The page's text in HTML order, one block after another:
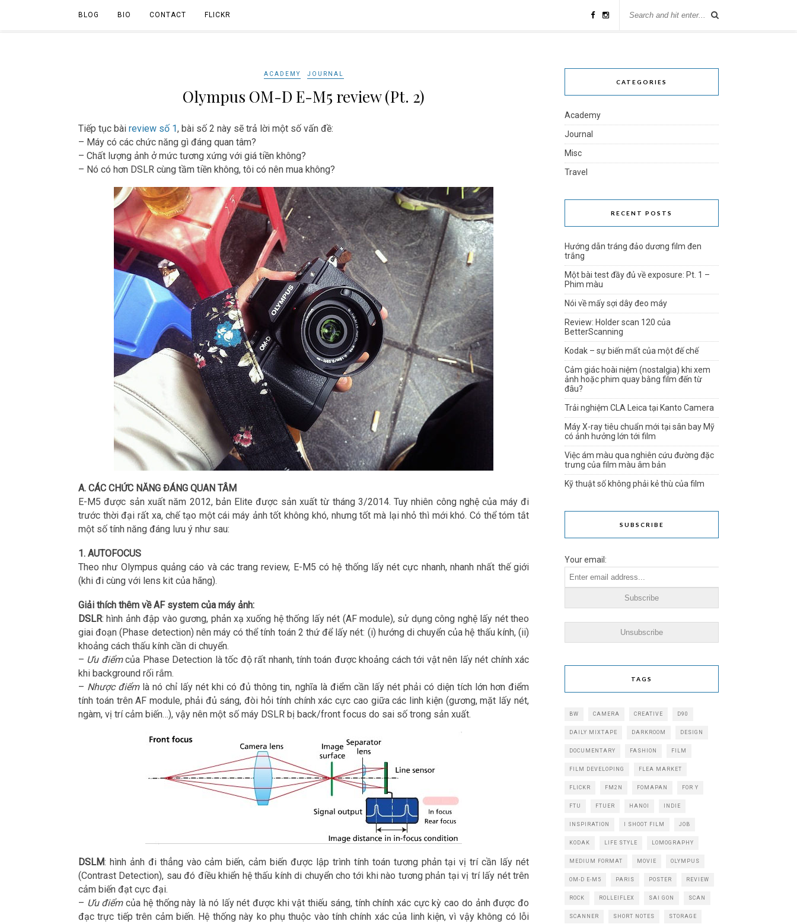
BLOG BIO CONTACT FLICKR
ACADEMY JOURNAL
Olympus OM-D E-M5 review (Pt. 2)
Tiếp tục bài review số 1, bài số 2 này sẽ trả lời một số vấn đề:
– Máy có các chức năng gì đáng quan tâm?
– Chất lượng ảnh ở mức tương xứng với giá tiền không?
– Nó có hơn DSLR cùng tầm tiền không, tôi có nên mua không?
A. CÁC CHỨC NĂNG ĐÁNG QUAN TÂM
E-M5 được sản xuất năm 2012, bản Elite được sản xuất từ tháng 3/2014. Tuy nhiên công nghệ của máy đi
trước thời đại rất xa, chế tạo một cái máy ảnh tốt không khó, nhưng tốt mà lại nhỏ thì mới khó. Có thể tóm tắt
một số tính năng đáng lưu ý như sau:
1. AUTOFOCUS
Theo như Olympus quảng cáo và các trang review, E-M5 có hệ thống lấy nét cực nhanh, nhanh nhất thế giới
(khi đi cùng với lens kit của hãng).
Giải thích thêm về AF system của máy ảnh:
DSLR: hình ảnh đập vào gương, phản xạ xuống hệ thống lấy nét (AF module), sử dụng công nghệ lấy nét theo
giai đoạn (Phase detection) nên máy có thể tính toán 2 thứ để lấy nét: (i) hướng di chuyển của hệ thấu kính, (ii)
khoảng cách thấu kính cần di chuyển.
– Ưu điểmcủa Phase Detection là tốc độ rất nhanh, tính toán được khoảng cách tới vật nên lấy nét chính xác
khi background rối rắm.
– Nhược điểmlà nó chỉ lấy nét khi có đủ thông tin, nghĩa là điểm cần lấy nét phải có diện tích lớn hơn điểm
tính toán trên AF module, phải đủ sáng, đòi hỏi tính chính xác cực cao giữa các linh kiện (gương, mặt lấy nét,
ngàm, vị trí cảm biến…), vậy nên một số máy DSLR bị back/front focus do sai số trong sản xuất.
DSLM: hình ảnh đi thẳng vào cảm biến, cảm biến được lập trình tính toán tương phản tại vị trí cần lấy nét
(Contrast Detection), sau đó điều khiển hệ thấu kính di chuyển cho tới khi nào tương phản tại vị trí lấy nét trên
cảm biến đạt cực đại.
– Ưu điểmcủa hệ thống này là nó lấy nét được khi vật thiếu sáng, tính chính xác cực kỳ cao do ảnh được đo
đạc trực tiếp trên cảm biến. Hệ thống này ko phụ thuộc vào tính chính xác của linh kiện, vì vậy không có lỗi
CATEGORIES
Academy
Journal
Misc
Travel
RECENT POSTS
Hướng dẫn tráng đảo dương film đen
trắng
Một bài test đầy đủ về exposure: Pt. 1 –
Phim màu
Nói về mấy sợi dây đeo máy
Review: Holder scan 120 của
BetterScanning
Kodak – sự biến mất của một đế chế
Cảm giác hoài niệm (nostalgia) khi xem
ảnh hoặc phim quay bằng film đến từ
đâu?
Trải nghiệm CLA Leica tại Kanto Camera
Máy X-ray tiêu chuẩn mới tại sân bay Mỹ
có ảnh hưởng lớn tới film
Việc ám màu qua nghiên cứu đường đặc
trưng của film màu âm bản
Kỹ thuật số không phải kẻ thù của film
SUBSCRIBE
Your email:
TAGS
BW CAMERA CREATIVE D90
DAILY MIXTAPE DARKROOM DESIGN
DOCUMENTARY FASHION FILM
FILM DEVELOPING FLEA MARKET
FLICKR FM2N FOMAPAN FOR Y
FTU FTUER HANOI INDIE
INSPIRATION I SHOOT FILM JOB
KODAK LIFE STYLE LOMOGRAPHY
MEDIUM FORMAT MOVIE OLYMPUS
OM-D E-M5 PARIS POSTER REVIEW
ROCK ROLLEIFLEX SAI GON SCAN
SCANNER SHORT NOTES STORAGE